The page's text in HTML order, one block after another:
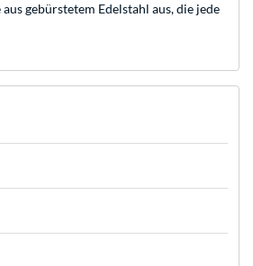
gebürstetem Edelstahl aus, die jede